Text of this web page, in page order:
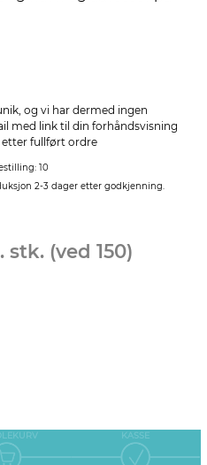
og vi har dermed ingen
med link til din forhåndsvisning
etter fullført ordre
10
2-3 dager etter godkjenning.
stk. (ved 150)
KASSE